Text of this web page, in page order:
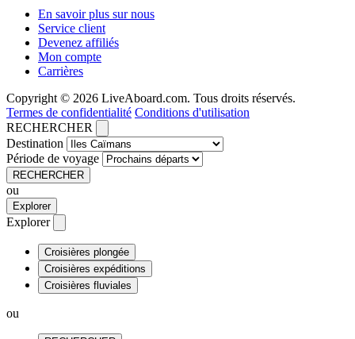
En savoir plus sur nous
Service client
Devenez affiliés
Mon compte
Carrières
Copyright © 2026 LiveAboard.com. Tous droits réservés.
Termes de confidentialité Conditions d'utilisation
RECHERCHER
Destination
Période de voyage
RECHERCHER
ou
Explorer
Explorer
Croisières plongée
Croisières expéditions
Croisières fluviales
ou